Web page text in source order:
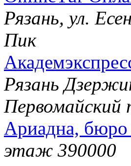
Рязань, ул.
Пик
Рязань
Ариадна, бюро
этаж 390000